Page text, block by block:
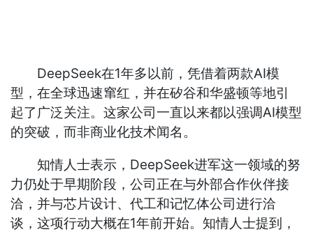
DeepSeek在1年多以前，凭借着两款AI模
型，在全球迅速窜红，并在矽谷和华盛顿等地引
起了广泛关注。这家公司一直以来都以强调AI模型
的突破，而非商业化技术闻名。
知情人士表示，DeepSeek进军这一领域的努
力仍处于早期阶段，公司正在与外部合作伙伴接
洽，并与芯片设计、代工和记忆体公司进行洽
谈，这项行动大概在1年前开始。知情人士提到，